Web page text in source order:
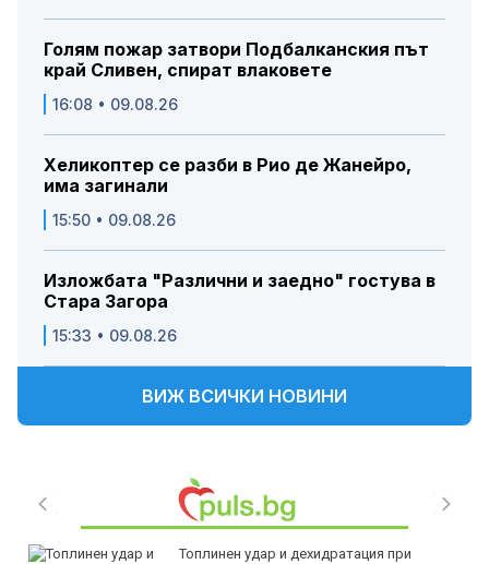
Голям пожар затвори Подбалканския път
край Сливен, спират влаковете
16:08 • 09.08.26
Хеликоптер се разби в Рио де Жанейро,
има загинали
15:50 • 09.08.26
Изложбата "Различни и заедно" гостува в
Стара Загора
15:33 • 09.08.26
ВИЖ ВСИЧКИ НОВИНИ
Топлинен удар и дехидратация при